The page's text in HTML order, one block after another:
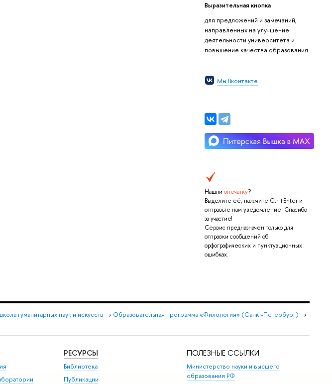
Выразительная кнопка
для предложений и замечаний,
направленных на улучшение
деятельности университета и
повышение качества образования
Мы Вконтакте
Нашли опечатку?
Выделите её, нажмите Ctrl+Enter и
отправьте нам уведомление. Спасибо
за участие!
Сервис предназначен только для
отправки сообщений об
орфографических и пунктуационных
ошибках.
гуманитарных наук и искусств → Образовательная программа «Филология» (Санкт-Петербург) →
РЕСУРСЫ
Библиотека
Публикации
ПОЛЕЗНЫЕ ССЫЛКИ
Министерство науки и высшего
образования РФ